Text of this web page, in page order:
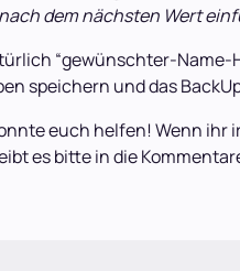
dem nächsten Wert
“gewünschter-
speichern und das
euch helfen! Wenn ihr
es bitte in die